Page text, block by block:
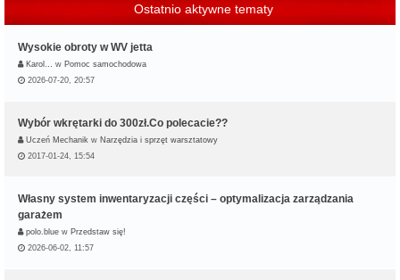
Ostatnio aktywne tematy
Wysokie obroty w WV jetta
Karol… w Pomoc samochodowa
2026-07-20, 20:57
Wybór wkrętarki do 300zł.Co polecacie??
Uczeń Mechanik w Narzędzia i sprzęt warsztatowy
2017-01-24, 15:54
Własny system inwentaryzacji części – optymalizacja zarządzania
garażem
polo.blue w Przedstaw się!
2026-06-02, 11:57